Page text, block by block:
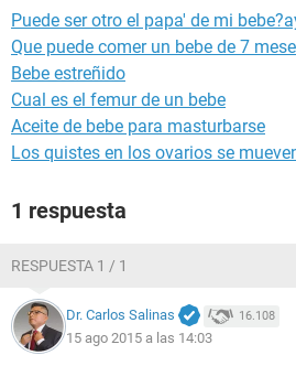
Puede ser otro el papa' de mi
Que puede comer un bebe de 7
Bebe estreñido
Cual es el femur de un bebe
Aceite de bebe para masturbarse
Los quistes en los ovarios se
1 respuesta
RESPUESTA 1 / 1
Dr. Carlos Salinas 16.108
15 ago 2015 a las 14:03